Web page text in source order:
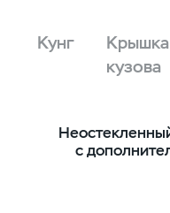
Кунг
Крышка
кузова
с